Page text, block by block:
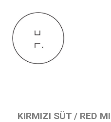
KIRMIZI SÜT / RED